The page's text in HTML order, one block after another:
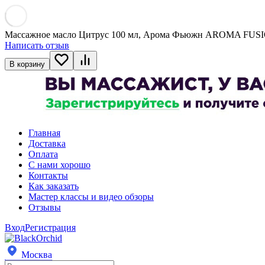
Массажное масло Цитрус 100 мл, Арома Фьюжн AROMA
Написать отзыв
В корзину
Главная
Доставка
Оплата
С нами хорошо
Контакты
Как заказать
Мастер классы и видео обзоры
Отзывы
ВходРегистрация
Москва